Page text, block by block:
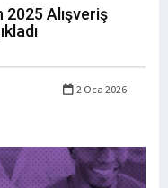
2025 Alışveriş
2 Oca 2026